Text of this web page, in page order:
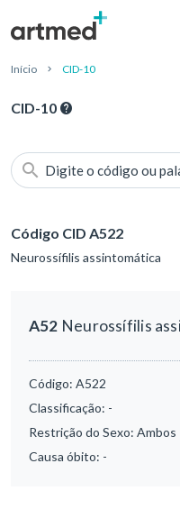
Início CID-10
CID-10
Digite o código ou
Código CID A522
Neurossífilis assintomática
A52 Neurossífilis
Código: A522
Classificação: -
Restrição do Sexo: Ambos
Causa óbito: -